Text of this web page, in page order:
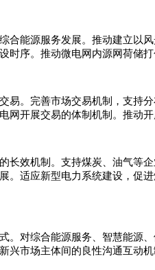
合能源服务发展。推动建立以
时序。推动微电网内源网荷储
易。完善市场交易机制，支持
网开展交易的体制机制。推动
长效机制。支持煤炭、油气等
。适应新型电力系统建设，促
。对综合能源服务、智慧能源
兴市场主体间的良性沟通互动